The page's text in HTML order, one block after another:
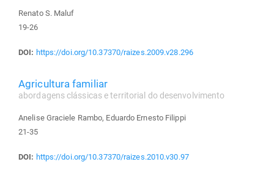
Renato S. Maluf
19-26
DOI: https://doi.org/10.37370/raizes.2009.v28.296
Agricultura familiar
abordagens clássicas e territorial do desenvolvimento
Anelise Graciele Rambo, Eduardo Ernesto Filippi
21-35
DOI: https://doi.org/10.37370/raizes.2010.v30.97